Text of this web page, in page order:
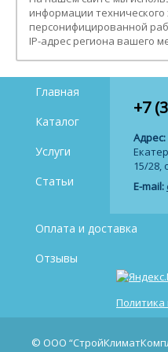
информации технического
персонифицированной
IP-адрес региона вашего
+7
Адрес:
15/28,
E-mail:
Главная
Каталог
Услуги
Статьи
Оплата и доставка
Отзывы
Политика
© ООО